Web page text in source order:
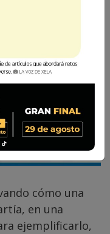
cómo una
en una
ejemplificarlo,